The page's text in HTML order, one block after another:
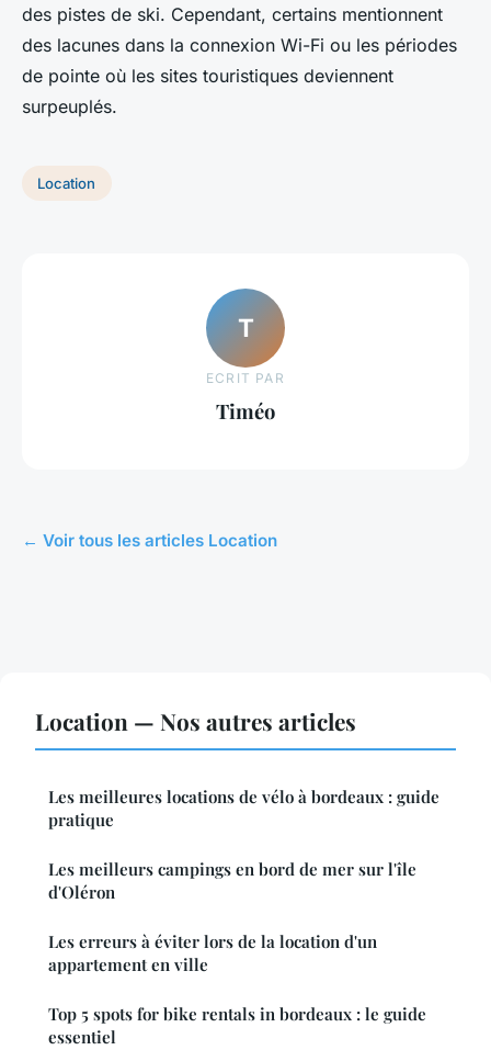
des pistes de ski. Cependant, certains mentionnent
des lacunes dans la connexion Wi-Fi ou les périodes
de pointe où les sites touristiques deviennent
surpeuplés.
Location
T
ECRIT PAR
Timéo
← Voir tous les articles Location
Location — Nos autres articles
Les meilleures locations de vélo à bordeaux : guide
pratique
Les meilleurs campings en bord de mer sur l'île
d'Oléron
Les erreurs à éviter lors de la location d'un
appartement en ville
Top 5 spots for bike rentals in bordeaux : le guide
essentiel